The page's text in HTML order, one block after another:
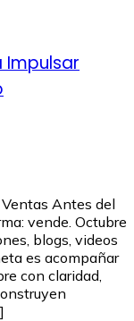
Antes del
vende. Octubre
blogs, videos
es acompañar
con claridad,